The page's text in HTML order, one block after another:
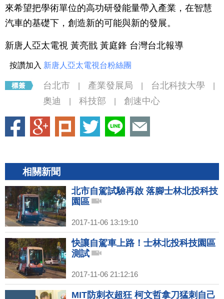
來希望把學術單位的高功研發能量帶入產業，在智慧
汽車的基礎下，創造新的可能與新的發展。
新唐人亞太電視 黃亮戩 黃庭鋒 台灣台北報導
按讚加入 新唐人亞太電視台粉絲團
台北市 產業發展局 台北科技大學
奧迪 科技部 創速中心
相關新聞
北市自駕試驗再啟 落腳士林北投科技
園區
2017-11-06 13:19:10
快讓自駕車上路！士林北投科技園區
測試
2017-11-06 21:12:16
MIT防刺衣超狂 柯文哲拿刀猛刺自己